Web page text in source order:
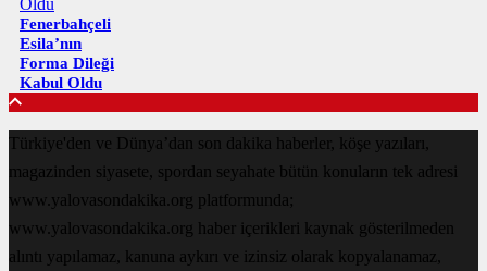
Fenerbahçeli
Esila’nın
Forma Dileği
Kabul Oldu
Türkiye'den ve Dünya’dan son dakika haberler, köşe yazıları,
magazinden siyasete, spordan seyahate bütün konuların tek adresi
www.yalovasondakika.org platformunda;
www.yalovasondakika.org haber içerikleri kaynak gösterilmeden
alıntı yapılamaz, kanuna aykırı ve izinsiz olarak kopyalanamaz,